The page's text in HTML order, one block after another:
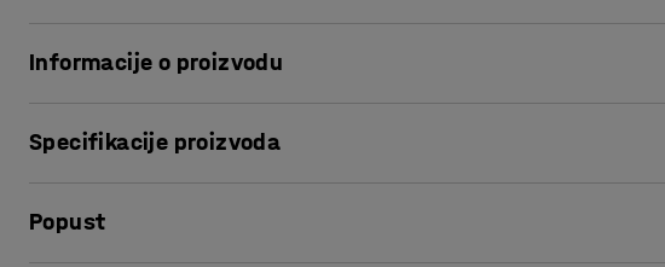
Informacije o proizvodu
i povezala dvije police.
Specifikacije proizvoda
Broj za boju
Popust